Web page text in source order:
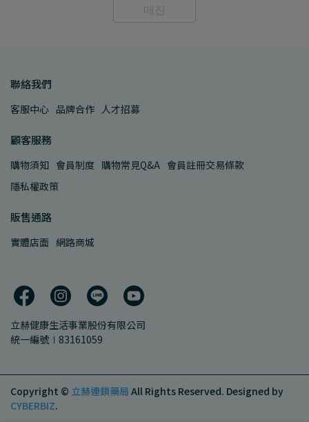
매진
聯絡我們
客服中心 品牌合作 人才招募
顧客服務
購物須知 會員制度 購物常見Q&A 會員註冊交易條款
隱私權政策
販售通路
實體店面 網路商城
立赫健康生活事業股份有限公司
統一編號∣83161059
Copyright © 立赫連鎖藥局 All Rights Reserved. Designed by
CYBERBIZ.